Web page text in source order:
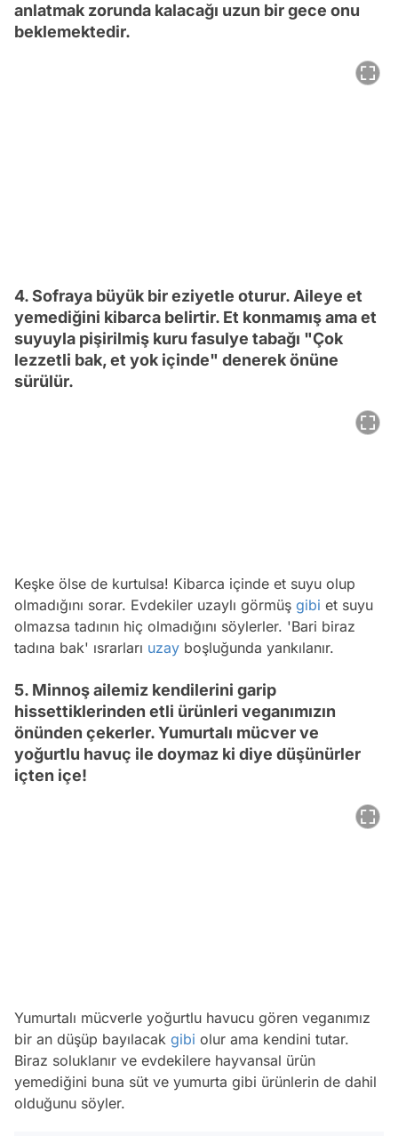
anlatmak zorunda kalacağı uzun bir gece onu
beklemektedir.
4. Sofraya büyük bir eziyetle oturur. Aileye et
yemediğini kibarca belirtir. Et konmamış ama et
suyuyla pişirilmiş kuru fasulye tabağı "Çok
lezzetli bak, et yok içinde" denerek önüne
sürülür.
Keşke ölse de kurtulsa! Kibarca içinde et suyu olup
olmadığını sorar. Evdekiler uzaylı görmüş gibi et suyu
olmazsa tadının hiç olmadığını söylerler. 'Bari biraz
tadına bak' ısrarları uzay boşluğunda yankılanır.
5. Minnoş ailemiz kendilerini garip
hissettiklerinden etli ürünleri veganımızın
önünden çekerler. Yumurtalı mücver ve
yoğurtlu havuç ile doymaz ki diye düşünürler
içten içe!
Yumurtalı mücverle yoğurtlu havucu gören veganımız
bir an düşüp bayılacak gibi olur ama kendini tutar.
Biraz soluklanır ve evdekilere hayvansal ürün
yemediğini buna süt ve yumurta gibi ürünlerin de dahil
olduğunu söyler.